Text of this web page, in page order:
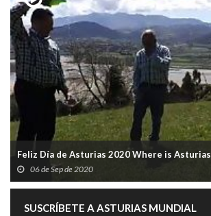
Feliz Día de Asturias 2020 Where is Asturias
06 de Sep de 2020
SUSCRÍBETE A ASTURIAS MUNDIAL